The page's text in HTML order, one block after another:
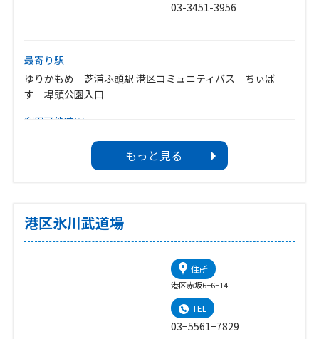
03-3451-3956
最寄り駅
ゆりかもめ 芝浦ふ頭駅 港区コミュニティバス ちぃば
す 埠頭公園入口
利用可能時間
8:00〜20:00 ※時期により変わります。
12月31日〜1月3日
もっと見る
港区氷川武道場
住所
港区赤坂6−6−14
TEL
03−5561−7829